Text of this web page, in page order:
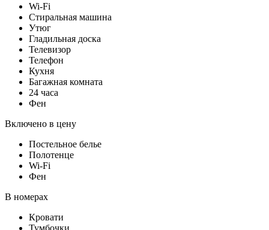
Wi-Fi
Стиральная машина
Утюг
Гладильная доска
Телевизор
Телефон
Кухня
Багажная комната
24 часа
Фен
Включено в цену
Постельное белье
Полотенце
Wi-Fi
Фен
В номерах
Кровати
Тумбочки